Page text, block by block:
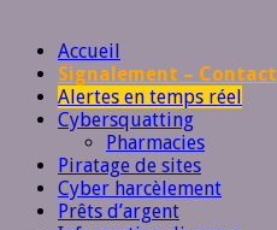
Accueil
Signalement – Contact
Alertes en temps réel
Cybersquatting
Pharmacies
Piratage de sites
Cyber harcèlement
Prêts d’argent